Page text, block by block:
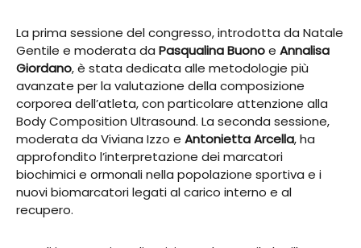
La prima sessione del congresso, introdotta da Natale
Gentile e moderata da Pasqualina Buonoe Annalisa
Giordano, è stata dedicata alle metodologie più
avanzate per la valutazione della composizione
corporea dell’atleta, con particolare attenzione alla
Body Composition Ultrasound. La seconda sessione,
moderata da Viviana Izzo e Antonietta Arcella, ha
approfondito l’interpretazione dei marcatori
biochimici e ormonali nella popolazione sportiva e i
nuovi biomarcatori legati al carico interno e al
recupero.